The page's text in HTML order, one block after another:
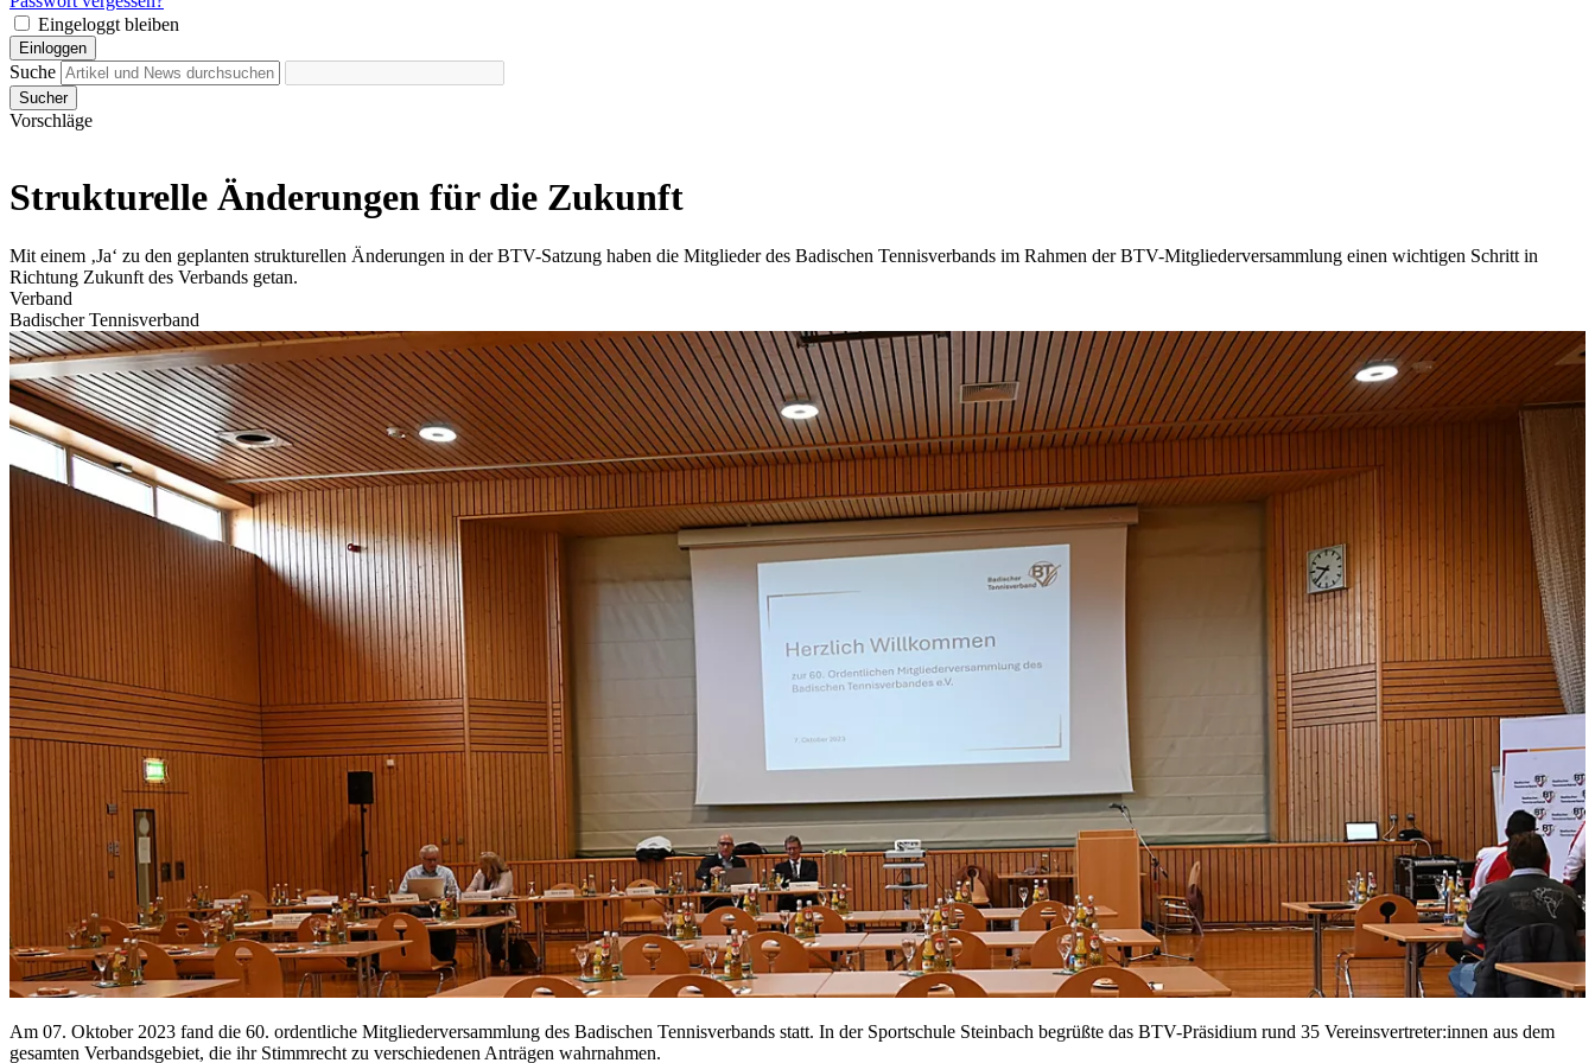
Eingeloggt bleiben
Einloggen
Suche
Sucher
Vorschläge
Strukturelle Änderungen für die Zukunft
Mit einem ‚Ja‘ zu den geplanten strukturellen Änderungen in der BTV-Satzung haben die Mitglieder des Badischen Tennisverbands im Rahmen der BTV-Mitgliederversammlung einen wichtigen Schritt in
Richtung Zukunft des Verbands getan.
Verband
Badischer Tennisverband
Am 07. Oktober 2023 fand die 60. ordentliche Mitgliederversammlung des Badischen Tennisverbands statt. In der Sportschule Steinbach begrüßte das BTV-Präsidium rund 35 Vereinsvertreter:innen aus dem
gesamten Verbandsgebiet, die ihr Stimmrecht zu verschiedenen Anträgen wahrnahmen.